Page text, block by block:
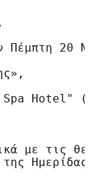
Πέμπτη 20
Hotel"
με τις
Hμερίδας